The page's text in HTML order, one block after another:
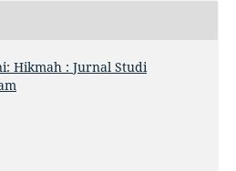
Hikmah : Jurnal Studi